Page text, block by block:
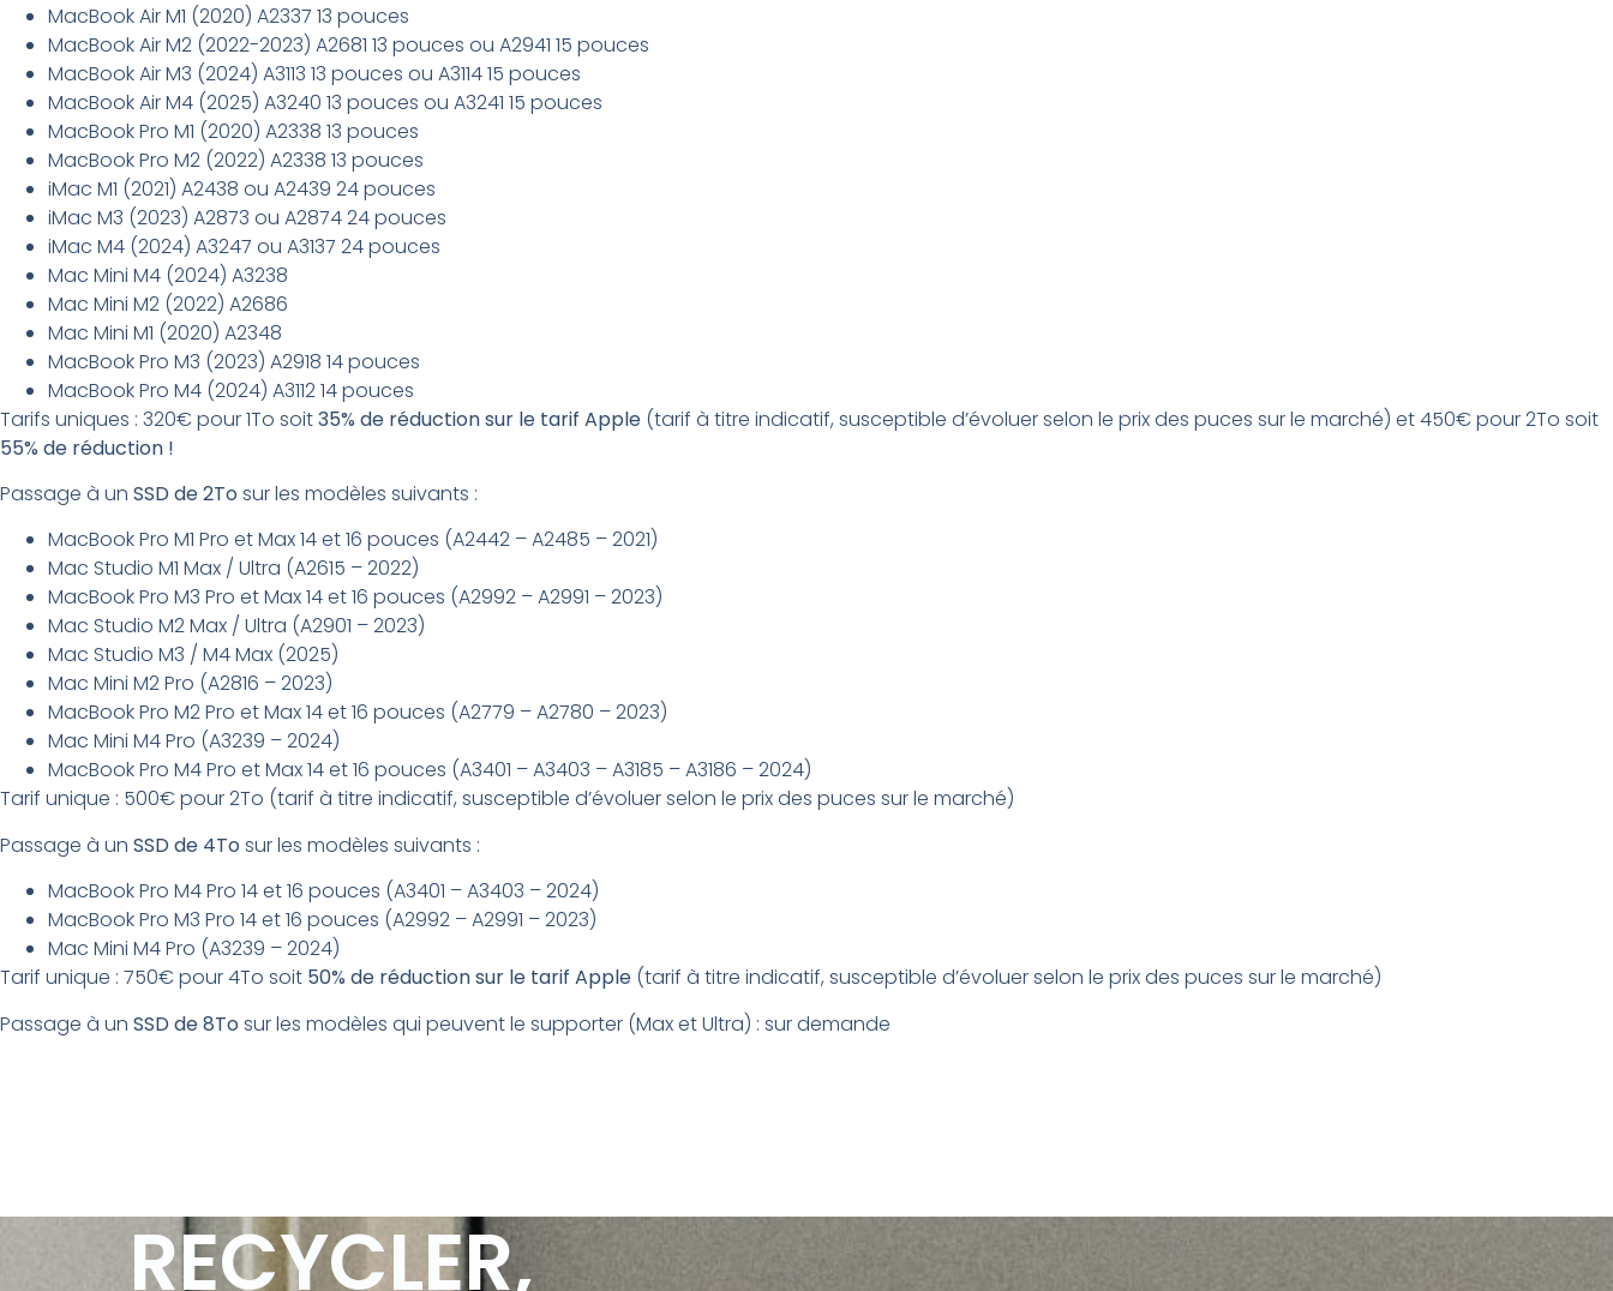
MacBook Air M1 (2020) A2337 13 pouces
MacBook Air M2 (2022-2023) A2681 13 pouces ou A2941 15 pouces
MacBook Air M3 (2024) A3113 13 pouces ou A3114 15 pouces
MacBook Air M4 (2025) A3240 13 pouces ou A3241 15 pouces
MacBook Pro M1 (2020) A2338 13 pouces
MacBook Pro M2 (2022) A2338 13 pouces
iMac M1 (2021) A2438 ou A2439 24 pouces
iMac M3 (2023) A2873 ou A2874 24 pouces
iMac M4 (2024) A3247 ou A3137 24 pouces
Mac Mini M4 (2024) A3238
Mac Mini M2 (2022) A2686
Mac Mini M1 (2020) A2348
MacBook Pro M3 (2023) A2918 14 pouces
MacBook Pro M4 (2024) A3112 14 pouces
Tarifs uniques : 320€ pour 1To soit35% de réduction sur le tarif Apple (tarif à titre indicatif, susceptible d’évoluer selon le prix des puces sur le marché) et 450€ pour 2To soit
55% de réduction !
Passage à un SSD de 2To sur les modèles suivants :
MacBook Pro M1 Pro et Max 14 et 16 pouces (A2442 – A2485 – 2021)
Mac Studio M1 Max / Ultra (A2615 – 2022)
MacBook Pro M3 Pro et Max 14 et 16 pouces (A2992 – A2991 – 2023)
Mac Studio M2 Max / Ultra (A2901 – 2023)
Mac Studio M3 / M4 Max (2025)
Mac Mini M2 Pro (A2816 – 2023)
MacBook Pro M2 Pro et Max 14 et 16 pouces (A2779 – A2780 – 2023)
Mac Mini M4 Pro (A3239 – 2024)
MacBook Pro M4 Pro et Max 14 et 16 pouces (A3401 – A3403 – A3185 – A3186 – 2024)
Tarif unique : 500€ pour 2To (tarif à titre indicatif, susceptible d’évoluer selon le prix des puces sur le marché)
Passage à un SSD de 4To sur les modèles suivants :
MacBook Pro M4 Pro 14 et 16 pouces (A3401 – A3403 – 2024)
MacBook Pro M3 Pro 14 et 16 pouces (A2992 – A2991 – 2023)
Mac Mini M4 Pro (A3239 – 2024)
Tarif unique : 750€ pour 4To soit 50% de réduction sur le tarif Apple (tarif à titre indicatif, susceptible d’évoluer selon le prix des puces sur le marché)
Passage à un SSD de 8To sur les modèles qui peuvent le supporter (Max et Ultra) : sur demande
RECYCLER,